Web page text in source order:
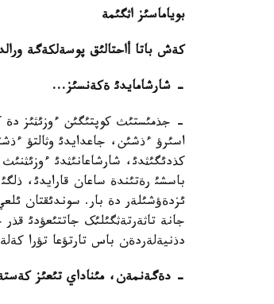
بوياماسئز اثگئمة
کةش باتا أاحتالئق پوسةلکةگة
- شارشامايدئ ةکةنسئز...
- جذمئستئث کوپتئگئن ءوزئثئز دة
اسئرؤ ءذشئن، جاعدايدئ وثالتؤ
کذدئگئثدئ، شارشاعانئثدئ ءوزئثنئث
باسشئ رةتئندة ساعان قارايدئ،
ئزدةؤشئلةر دة بار. سوندئقتان
جانة تاثةرتةثگئلئک جاتتئعؤدئ
دذنيةلةردةن باس تارتؤعا تؤرا
- دةگةنمةن، مئناداي تئعئز